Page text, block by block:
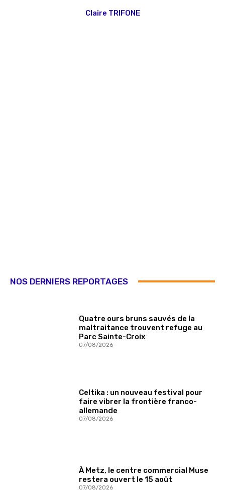
Claire TRIFONE
NOS DERNIERS REPORTAGES
Quatre ours bruns sauvés de la
maltraitance trouvent refuge au
Parc Sainte-Croix
07/08/2026
Celtika : un nouveau festival pour
faire vibrer la frontière franco-
allemande
07/08/2026
À Metz, le centre commercial Muse
restera ouvert le 15 août
07/08/2026